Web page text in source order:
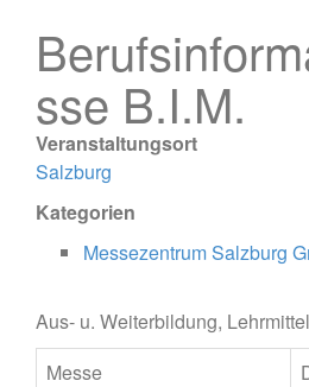
sse B.I.M.
Veranstaltungsort
Salzburg
Kategorien
Messezentrum Salzburg
Aus- u. Weiterbildung,
Messe